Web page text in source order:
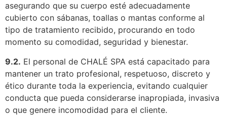
asegurando que su cuerpo esté adecuadamente
cubierto con sábanas, toallas o mantas conforme al
tipo de tratamiento recibido, procurando en todo
momento su comodidad, seguridad y bienestar.
9.2. El personal de CHALÉ SPA está capacitado para
mantener un trato profesional, respetuoso, discreto y
ético durante toda la experiencia, evitando cualquier
conducta que pueda considerarse inapropiada, invasiva
o que genere incomodidad para el cliente.